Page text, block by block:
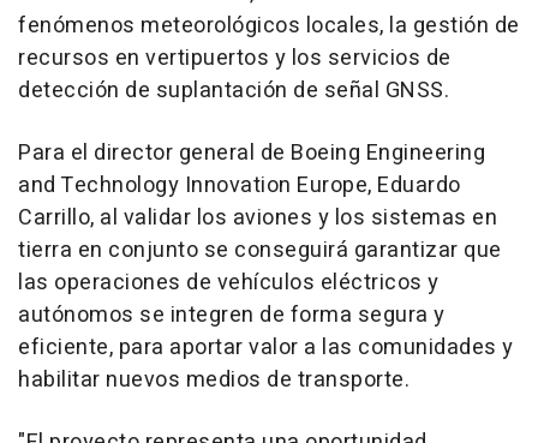
fenómenos meteorológicos locales, la gestión de
recursos en vertipuertos y los servicios de
detección de suplantación de señal GNSS.
Para el director general de Boeing Engineering
and Technology Innovation Europe, Eduardo
Carrillo, al validar los aviones y los sistemas en
tierra en conjunto se conseguirá garantizar que
las operaciones de vehículos eléctricos y
autónomos se integren de forma segura y
eficiente, para aportar valor a las comunidades y
habilitar nuevos medios de transporte.